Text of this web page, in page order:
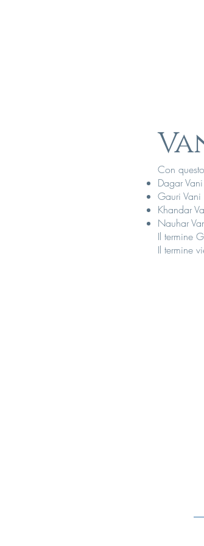
Con
Dagar Vani
Gauri Vani
Khandar
Nauhar
Il termine
Il termine